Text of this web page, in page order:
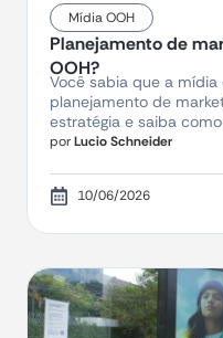
Mídia OOH
Planejamento de
OOH?
Você sabia que a
planejamento de
estratégia e saiba
porLucio Schneider
10/06/2026